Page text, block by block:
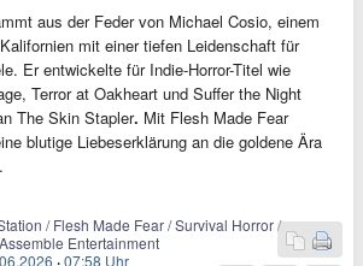
aus der Feder von Michael Cosio, einem
mit einer tiefen Leidenschaft für
Er entwickelte für Indie-Horror-Titel wie
Terror at Oakheart und Suffer the Night
The Skin Stapler. Mit Flesh Made Fear
blutige Liebeserklärung an die goldene Ära
/ Flesh Made Fear / Survival Horror /
Entertainment
·07:58 Uhr